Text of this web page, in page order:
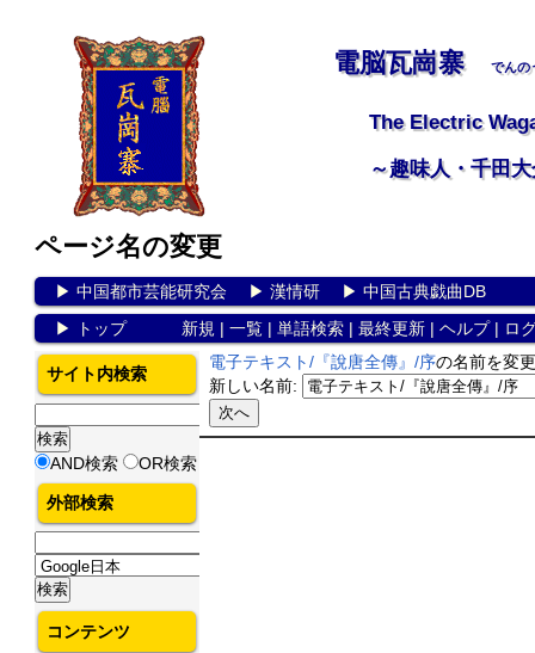
電脳瓦崗寨 でんの
The Electric
～趣味人・千田
ページ名の変更
▶ 中国都市芸能研究会▶ 漢情研▶ 中国古典戯曲DB
▶
トップ 新規 | 一覧| 単語検索| 最終更新| ヘルプ| ロ
電子テキスト/『說唐全傳』/序の名前を変
新しい名前:
サイト内検索
AND検索 OR検索
外部検索
コンテンツ